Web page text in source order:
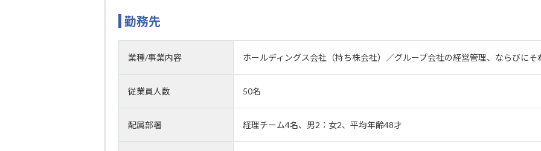
勤務先
業種/事業内容 ホールディングス会社（持ち株会社）／グループ会社の経営管理、ならびにそ
従業員人数 50名
配属部署 経理チーム4名、男2：女2、平均年齢48才